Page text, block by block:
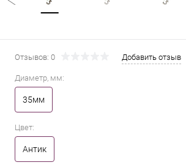
Отзывов: 0 Добавить отзыв
Диаметр, мм:
35мм
Цвет:
Антик